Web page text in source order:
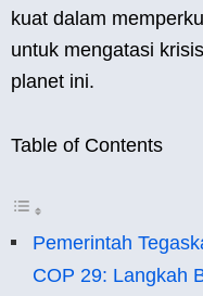
kuat dalam
untuk mengatasi
planet ini.
Table of Contents
Pemerintah
COP 29: Langkah